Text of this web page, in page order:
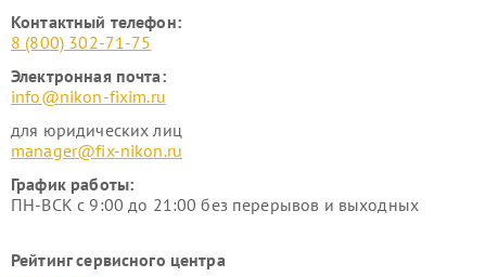
Контактный телефон:
8 (800) 302-71-75
Электронная почта:
info@nikon-fixim.ru
для юридических лиц
manager@fix-nikon.ru
График работы:
ПН-ВСК с 9:00 до 21:00 без перерывов и выходных
Рейтинг сервисного центра